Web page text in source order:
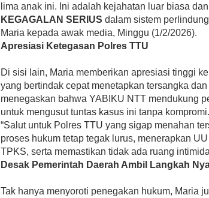
lima anak ini. Ini adalah kejahatan luar biasa
KEGAGALAN SERIUS dalam sistem
Maria kepada awak media, Minggu (1/2/2026).
Apresiasi Ketegasan Polres TTU
Di sisi lain, Maria memberikan apresiasi tinggi
yang bertindak cepat menetapkan tersangka
menegaskan bahwa YABIKU NTT mendukung
untuk mengusut tuntas kasus ini tanpa kompromi.
“Salut untuk Polres TTU yang sigap menahan
proses hukum tetap tegak lurus, menerapkan
TPKS, serta memastikan tidak ada ruang
Desak Pemerintah Daerah Ambil Langkah
Tak hanya menyoroti penegakan hukum, Maria